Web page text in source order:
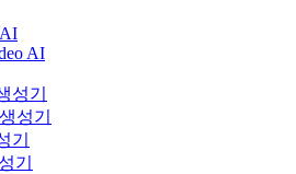
AI
성기
성기
기
기